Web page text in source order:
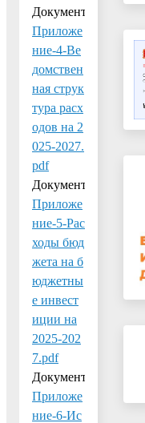
Документ:
Приложе
ние-4-Ве
домствен
ная струк
тура расх
одов на 2
025-2027.
pdf
Документ:
Приложе
ние-5-Рас
ходы бюд
жета на б
юджетны
е инвест
иции на
2025-202
7.pdf
Документ:
Приложе
ние-6-Ис